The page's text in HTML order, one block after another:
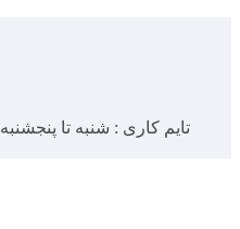
تایم کاری : شنبه تا پنجشنبه